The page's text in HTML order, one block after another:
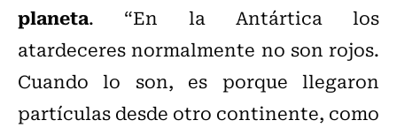
planeta. “En la Antártica los
atardeceres normalmente no son rojos.
Cuando lo son, es porque llegaron
partículas desde otro continente, como